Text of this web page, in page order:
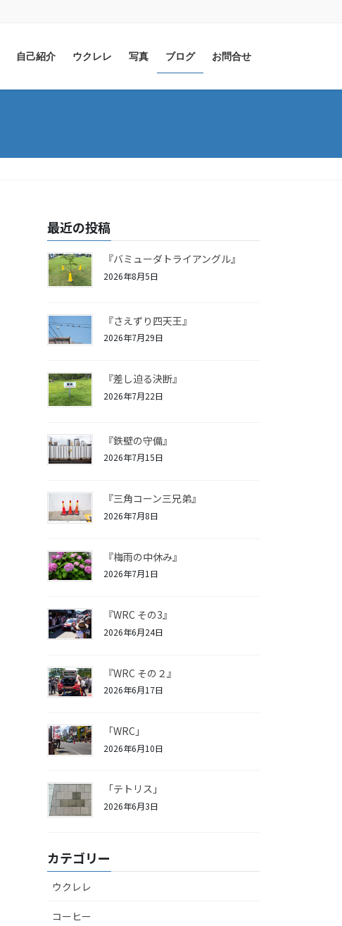
自己紹介 ウクレレ 写真 ブログ お問合せ
最近の投稿
『バミューダトライアングル』
2026年8月5日
『さえずり四天王』
2026年7月29日
『差し迫る決断』
2026年7月22日
『鉄壁の守備』
2026年7月15日
『三角コーン三兄弟』
2026年7月8日
『梅雨の中休み』
2026年7月1日
『WRC その3』
2026年6月24日
『WRC その２』
2026年6月17日
「WRC」
2026年6月10日
「テトリス」
2026年6月3日
カテゴリー
ウクレレ
コーヒー